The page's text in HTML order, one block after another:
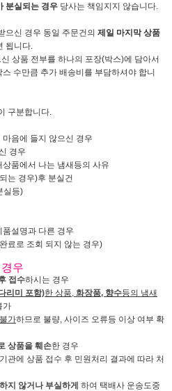
분실되는 경우 당사는 책임지지 않습니다.
으신 경우 동일 주문건의 제일 마지막 상품
됩니다.
품 전부를 하나의 포장(박스)에 담아서
수만큼 추가 배송비를 부담하셔야 합니
구분합니다.
에 들지 않으신 경우
경우
에서 나는 냄새등의 사유
경우)후 분실건
등)
설명과 다른 경우
로 조회 되지 않는 경우)
우
접수하시는 경우
리미 포함)한 상품, 화장품, 향수등의 냄새
가
가하므로 불량, 사이즈 오류등 이상 여부 확
상품을 훼손한 경우
에 상품 접수 후 민원처리 결과에 따라 처
지 않거나 부실하게 하여 택배사 운송도중